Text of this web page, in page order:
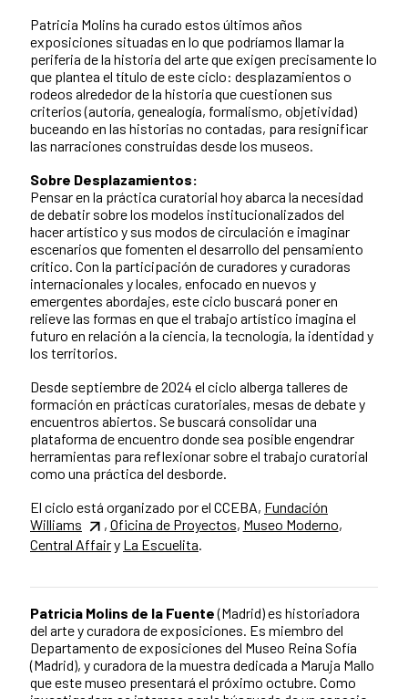
Patricia Molins ha curado estos últimos años
exposiciones situadas en lo que podríamos llamar la
periferia de la historia del arte que exigen precisamente lo
que plantea el título de este ciclo: desplazamientos o
rodeos alrededor de la historia que cuestionen sus
criterios (autoría, genealogía, formalismo, objetividad)
buceando en las historias no contadas, para resignificar
las narraciones construidas desde los museos.
Sobre Desplazamientos:
Pensar en la práctica curatorial hoy abarca la necesidad
de debatir sobre los modelos institucionalizados del
hacer artístico y sus modos de circulación e imaginar
escenarios que fomenten el desarrollo del pensamiento
crítico. Con la participación de curadores y curadoras
internacionales y locales, enfocado en nuevos y
emergentes abordajes, este ciclo buscará poner en
relieve las formas en que el trabajo artístico imagina el
futuro en relación a la ciencia, la tecnología, la identidad y
los territorios.
Desde septiembre de 2024 el ciclo alberga talleres de
formación en prácticas curatoriales, mesas de debate y
encuentros abiertos. Se buscará consolidar una
plataforma de encuentro donde sea posible engendrar
herramientas para reflexionar sobre el trabajo curatorial
como una práctica del desborde.
El ciclo está organizado por el CCEBA, Fundación
Williams
, Oficina de Proyectos, Museo Moderno,
Central Affairy La Escuelita
Patricia Molins de la Fuente(Madrid) es historiadora
del arte y curadora de exposiciones. Es miembro del
Departamento de exposiciones del Museo Reina Sofía
(Madrid), y curadora de la muestra dedicada a Maruja Mallo
que este museo presentará el próximo octubre. Como